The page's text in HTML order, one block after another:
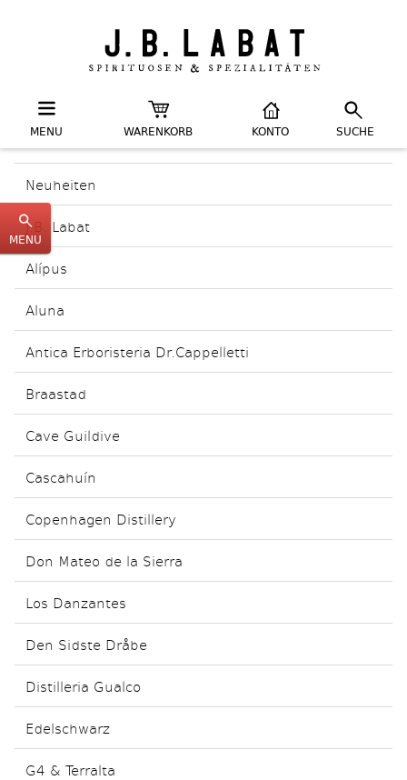
MENU WARENKORB KONTO SUCHE
Neuheiten
J.B. Labat
Alípus
Aluna
Antica Erboristeria Dr.Cappelletti
Braastad
Cave Guildive
Cascahuín
Copenhagen Distillery
Don Mateo de la Sierra
Los Danzantes
Den Sidste Dråbe
Distilleria Gualco
Edelschwarz
G4 & Terralta
MENU